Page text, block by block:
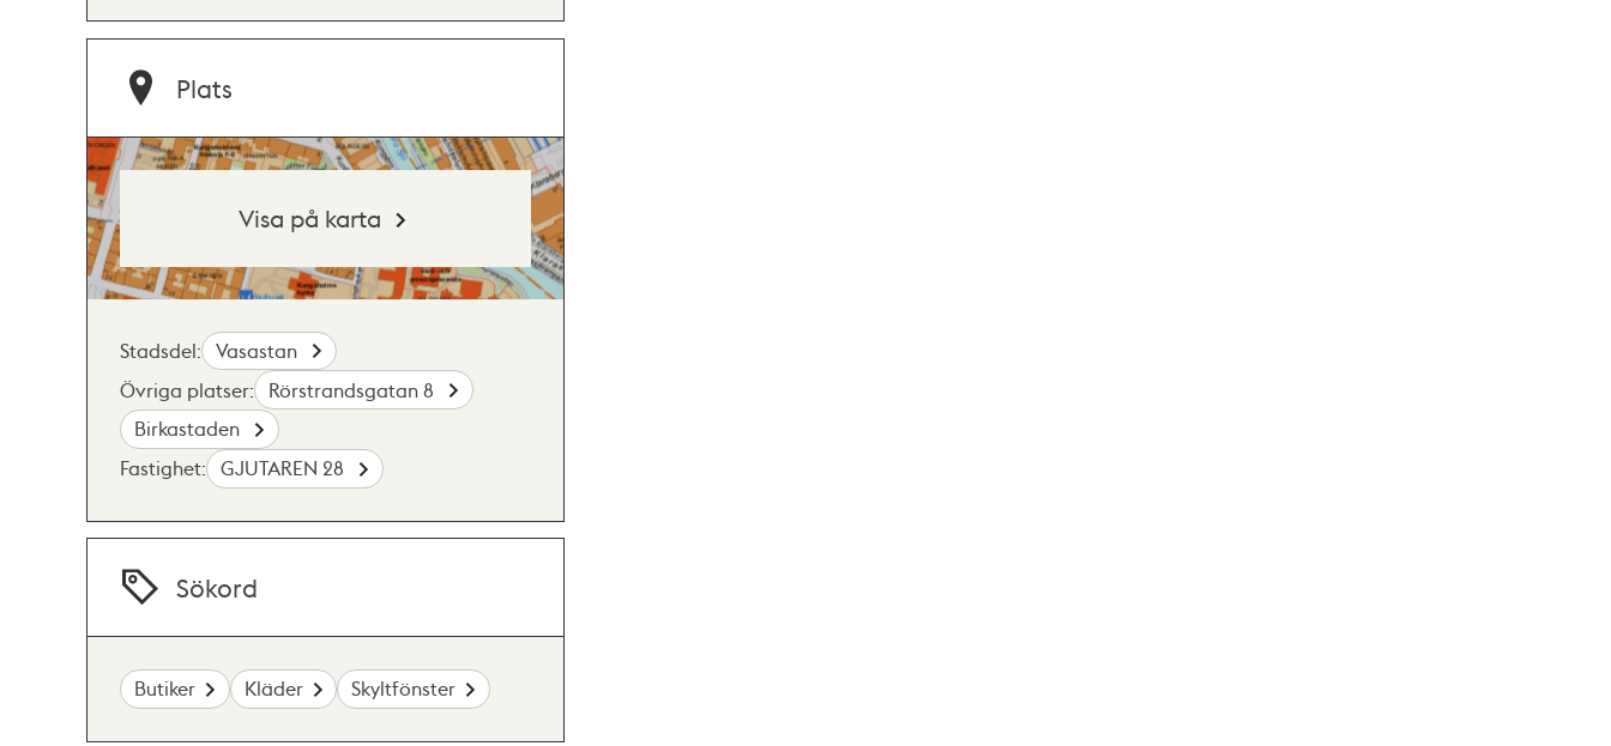
Plats
Visa på karta
Stadsdel:
Vasastan
Övriga platser:
Rörstrandsgatan 8
Birkastaden
Fastighet:
GJUTAREN 28
Sökord
Butiker Kläder Skyltfönster